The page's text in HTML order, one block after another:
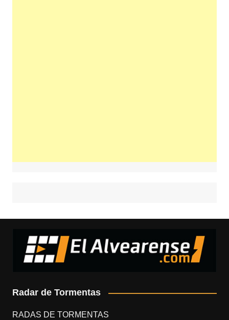
Radar de Tormentas
RADAS DE TORMENTAS